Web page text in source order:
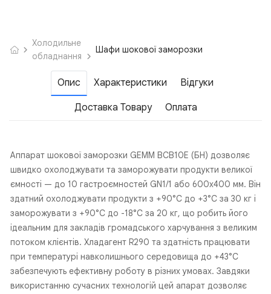
Холодильне
обладнання
Шафи шокової заморозки
Опис Характеристики Відгуки
Доставка Товару Оплата
Аппарат шокової заморозки GEMM BCB10E (БН) дозволяє
швидко охолоджувати та заморожувати продукти великої
ємності — до 10 гастроємностей GN1/1 або 600x400 мм. Він
здатний охолоджувати продукти з +90°C до +3°C за 30 кг і
заморожувати з +90°C до -18°C за 20 кг, що робить його
ідеальним для закладів громадського харчування з великим
потоком клієнтів. Хладагент R290 та здатність працювати
при температурі навколишнього середовища до +43°C
забезпечують ефективну роботу в різних умовах. Завдяки
використанню сучасних технологій цей апарат дозволяє